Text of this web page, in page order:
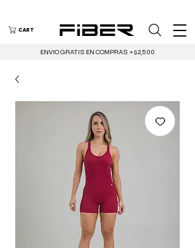
CART
ENVIO GRATIS EN COMPRAS +$2,500